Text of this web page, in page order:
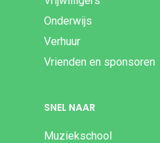
Onderwijs
Verhuur
Vrienden en sponsoren
SNEL NAAR
Muziekschool